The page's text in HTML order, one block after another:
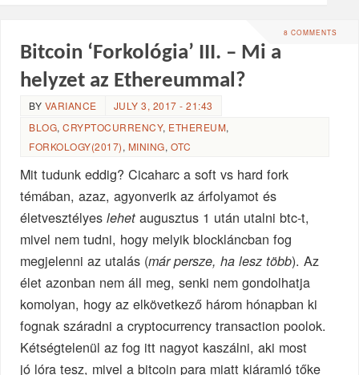
8 COMMENTS
Bitcoin ‘Forkológia’ III. – Mi a
helyzet az Ethereummal?
BY VARIANCE
JULY 3, 2017 - 21:43
BLOG,CRYPTOCURRENCY, ETHEREUM,
FORKOLOGY(2017), MINING, OTC
Mit tudunk eddig? Cicaharc a soft vs hard fork
témában, azaz, agyonverik az árfolyamot és
életvesztélyeslehet augusztus 1 után utalni btc-t,
mivel nem tudni, hogy melyik blockláncban fog
megjelenni az utalás (már persze, ha lesz több). Az
élet azonban nem áll meg, senki nem gondolhatja
komolyan, hogy az elkövetkező három hónapban ki
fognak száradni a cryptocurrency transaction poolok.
Kétségtelenül az fog itt nagyot kaszálni, aki most
jó lóra tesz, mivel a bitcoin para miatt kiáramló tőke